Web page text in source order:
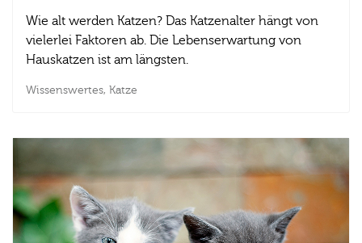
Wie alt werden Katzen? Das Katzenalter hängt von
vielerlei Faktoren ab. Die Lebenserwartung von
Hauskatzen ist am längsten.
Wissenswertes, Katze